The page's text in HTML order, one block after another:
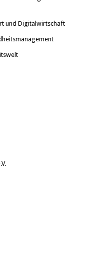
und Digitalwirtschaft